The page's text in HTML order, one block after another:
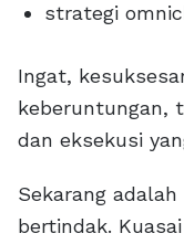
strategi
Ingat,
keberuntungan,
dan eksekusi
Sekarang
bertindak.